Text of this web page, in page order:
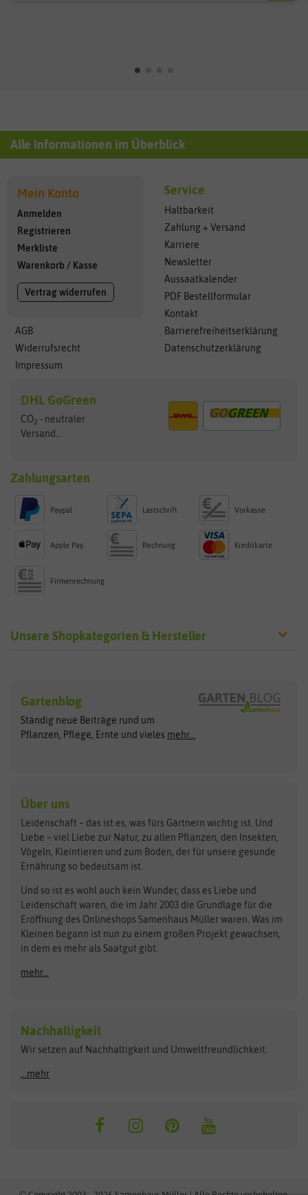
Alle Informationen im Überblick
Mein Konto
Anmelden
Registrieren
Merkliste
Warenkorb / Kasse
Vertrag widerrufen
AGB
Widerrufsrecht
Impressum
Service
Haltbarkeit
Zahlung + Versand
Karriere
Newsletter
Aussaatkalender
PDF Bestellformular
Kontakt
Barrierefreiheitserklärung
Datenschutzerklärung
DHL GoGreen
CO2 - neutraler
Versand...
Zahlungsarten
Paypal Lastschrift Vorkasse
Apple Pay Rechnung Kreditkarte
Firmenrechnung
Unsere Shopkategorien & Hersteller
Exotische Samen
Gemüsesamen
Gründünger
Kräutersamen
Obstsamen
Pilzbrut
Rasensamen
Steckzwiebeln
Zimmer & Kübelpflanzen
Kataloge
Schnäppchen
Anzucht & Gartenzubehör
Anzuchtschalen
Heizmatte & Heizkabel
Kokos-Quelltabletten
Zimmergewächshaus
Arche Noah
ASB Greenworld
Benary
Bingenheimer Saatgut
Bionana
BIOWOL
Blumicorn
Bûten Birds
Carl Pabst
Clever Pots
COMPO
Dürr-Samen
Feldsaaten Freudenberger
Fertil
Flora Elite
Florissa
Flortis
Franchi Sementi
Hortitops
JUB Holland
Gartenblog
Ständig neue Beiträge rund um
Pflanzen, Pflege, Ernte und vieles mehr...
Über uns
Leidenschaft – das ist es, was fürs Gärtnern wichtig ist. Und
Liebe – viel Liebe zur Natur, zu allen Pflanzen, den Insekten,
Vögeln, Kleintieren und zum Boden, der für unsere gesunde
Ernährung so bedeutsam ist.
Und so ist es wohl auch kein Wunder, dass es Liebe und
Leidenschaft waren, die im Jahr 2003 die Grundlage für die
Eröffnung des Onlineshops Samenhaus Müller waren. Was im
Kleinen begann ist nun zu einem großen Projekt gewachsen,
in dem es mehr als Saatgut gibt.
mehr...
Nachhaltigkeit
Wir setzen auf Nachhaltigkeit und Umweltfreundlichkeit.
...mehr